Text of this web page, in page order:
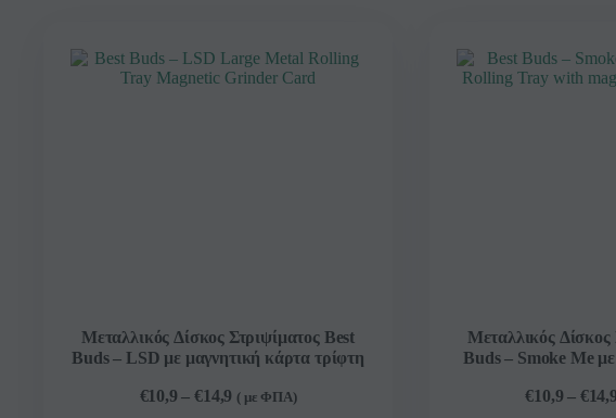
Μεταλλικός Δίσκος Στριψίματος Best
Buds – LSD με μαγνητική κάρτα τρίφτη
€10,9 – €14,9 ( με ΦΠΑ)
Μεταλλικός Δίσκος
Buds – Smoke Me
€10,9 – €14,9